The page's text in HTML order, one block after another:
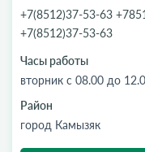
+7(8512)37-53-63
+7(8512)37-53-63
Часы работы
вторник с 08.00 до
Район
город Камызяк